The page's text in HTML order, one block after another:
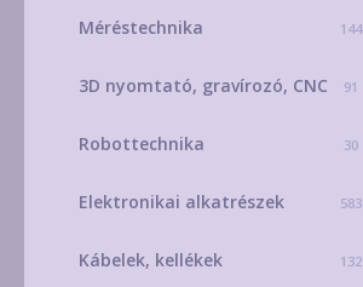
Méréstechnika 144
3D nyomtató, gravírozó, CNC 91
Robottechnika 30
Elektronikai alkatrészek 583
Kábelek, kellékek 132